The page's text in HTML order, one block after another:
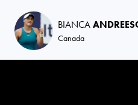
BIANCA
Canada